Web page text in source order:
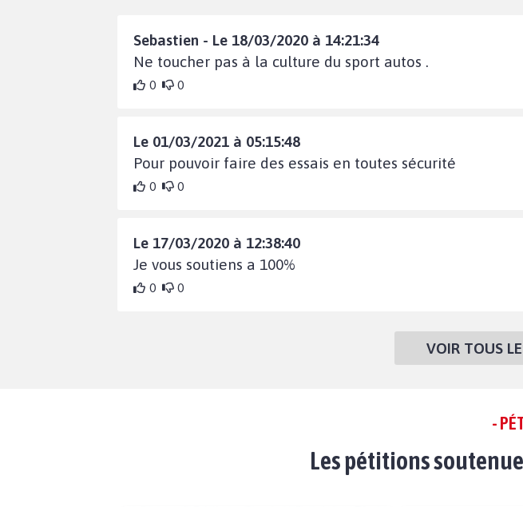
Sebastien - Le 18/03/2020 à 14:21:34
Ne toucher pas à la culture du sport autos .
0 0
Le 01/03/2021 à 05:15:48
Pour pouvoir faire des essais en toutes sécurité
0 0
Le 17/03/2020 à 12:38:40
Je vous soutiens a 100%
0 0
VOIR TOUS
-
Les pétitions